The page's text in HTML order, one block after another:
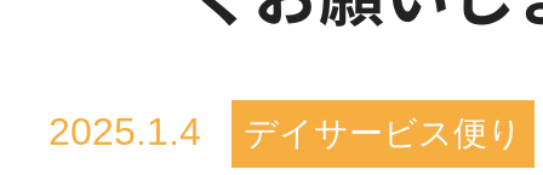
2025.1.4 デイサービス便り
介護老人保健施設 長寿の
最新情報 採用情報